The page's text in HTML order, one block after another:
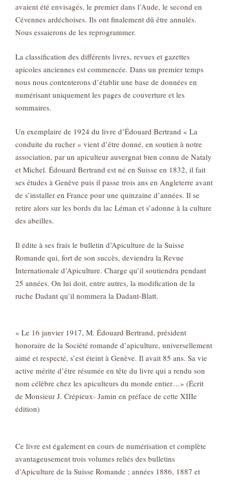
avaient été envisagés, le premier dans l’Aude, le second en
Cévennes ardéchoises. Ils ont finalement dû être annulés.
Nous essaierons de les reprogrammer.
La classification des différents livres, revues et gazettes
apicoles anciennes est commencée. Dans un premier temps
nous nous contenterons d’établir une base de données en
numérisant uniquement les pages de couverture et les
sommaires.
Un exemplaire de 1924 du livre d’Édouard Bertrand « La
conduite du rucher » vient d’être donné, en soutien à notre
association, par un apiculteur auvergnat bien connu de Nataly
et Michel. Édouard Bertrand est né en Suisse en 1832, il fait
ses études à Genève puis il passe trois ans en Angleterre avant
de s’installer en France pour une quinzaine d’années. Il se
retire alors sur les bords du lac Léman et s’adonne à la culture
des abeilles.
Il édite à ses frais le bulletin d’Apiculture de la Suisse
Romande qui, fort de son succès, deviendra la Revue
Internationale d’Apiculture. Charge qu’il soutiendra pendant
25 années. On lui doit, entre autres, la modification de la
ruche Dadant qu’il nommera la Dadant-Blatt.
« Le 16 janvier 1917, M. Édouard Bertrand, président
honoraire de la Société romande d’apiculture, universellement
aimé et respecté, s’est éteint à Genève. Il avait 85 ans. Sa vie
active mérite d’être résumée en tête du livre qui a rendu son
nom célèbre chez les apiculteurs du monde entier…» (Écrit
de Monsieur J. Crépieux- Jamin en préface de cette XIIIe
édition)
Ce livre est également en cours de numérisation et complète
avantageusement trois volumes reliés des bulletins
d’Apiculture de la Suisse Romande ; années 1886, 1887 et